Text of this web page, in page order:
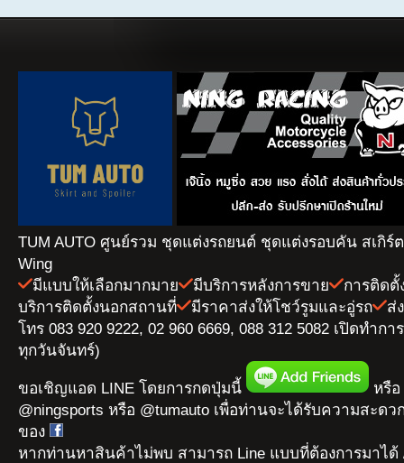
TUM AUTO ศูนย์รวม ชุดแต่งรถยนต์ ชุดแต่งรอบคัน สเกิร์
Wing
มีแบบให้เลือกมากมาย
มีบริการหลังการขาย
การติดตั้
บริการติดตั้งนอกสถานที่
มีราคาส่งให้โชว์รูมและอู่รถ
ส่
โทร 083 920 9222, 02 960 6669, 088 312 5082 เปิดทำก
ทุกวันจันทร์)
ขอเชิญแอด LINE โดยการกดปุ่มนี้
หรือ
@ningsports หรือ @tumauto เพื่อท่านจะได้รับความสะดว
ของ
หากท่านหาสินค้าไม่พบ สามารถ Line แบบที่ต้องการมาได้